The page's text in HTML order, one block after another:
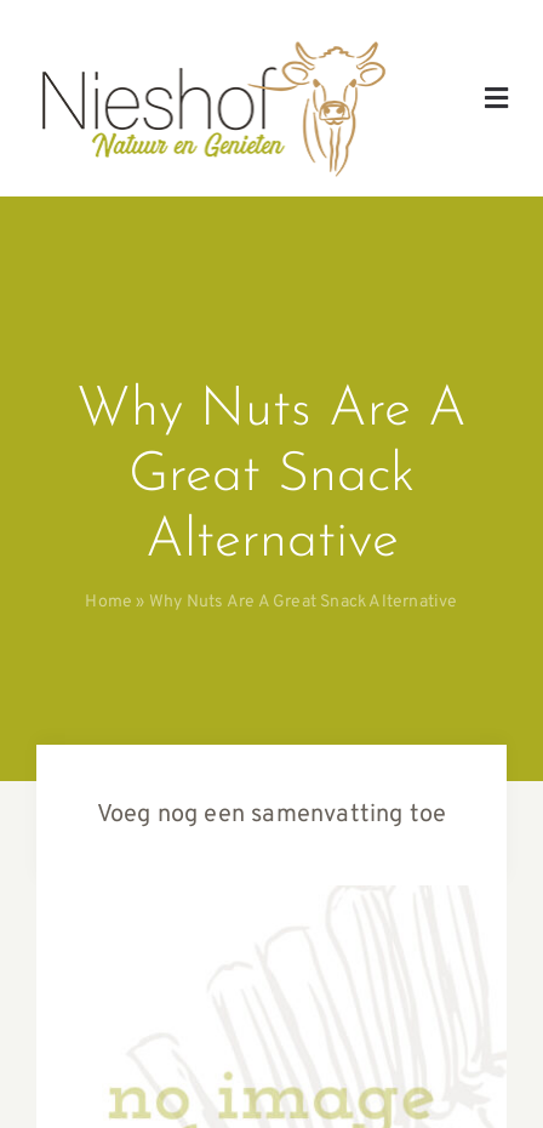
inhoud
Online Bestellen
Contact
Why Nuts Are A
Great Snack
Alternative
Home » Why Nuts Are A Great Snack Alternative
Voeg nog een samenvatting toe